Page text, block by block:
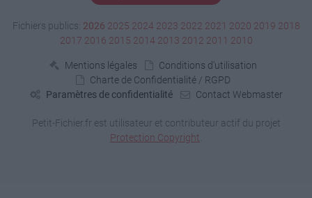
Fichiers publics: 2026 2025 2024 2023 2022 2021 2020 2019 2018
2017 2016 2015 2014 2013 2012 2011 2010
Mentions légales
Conditions d'utilisation
Charte de Confidentialité / RGPD
Paramètres de confidentialité
Contact Webmaster
Petit-Fichier.fr est utilisateur et contributeur actif du projet
Protection Copyright